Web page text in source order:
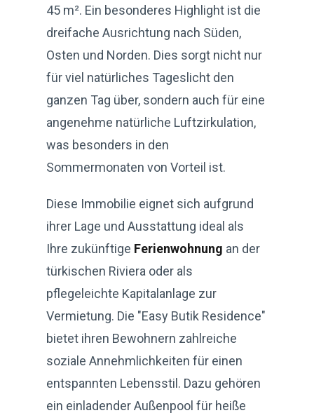
45 m². Ein besonderes Highlight ist die
dreifache Ausrichtung nach Süden,
Osten und Norden. Dies sorgt nicht nur
für viel natürliches Tageslicht den
ganzen Tag über, sondern auch für eine
angenehme natürliche Luftzirkulation,
was besonders in den
Sommermonaten von Vorteil ist.
Diese Immobilie eignet sich aufgrund
ihrer Lage und Ausstattung ideal als
Ihre zukünftige Ferienwohnung an der
türkischen Riviera oder als
pflegeleichte Kapitalanlage zur
Vermietung. Die "Easy Butik Residence"
bietet ihren Bewohnern zahlreiche
soziale Annehmlichkeiten für einen
entspannten Lebensstil. Dazu gehören
ein einladender Außenpool für heiße